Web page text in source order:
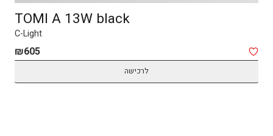
TOMI A 13W black
C-Light
₪605
לרכישה